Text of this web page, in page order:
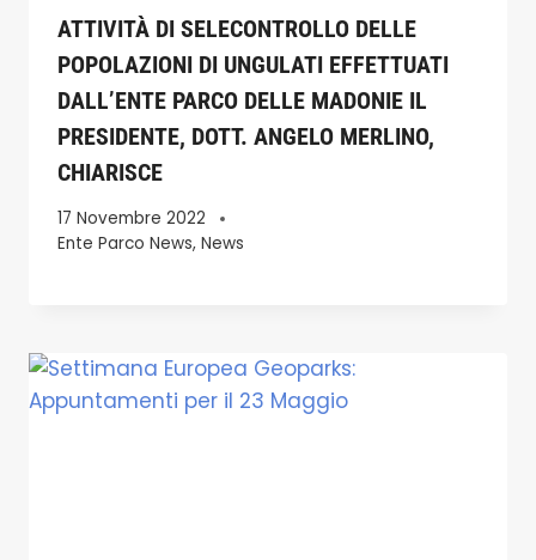
ATTIVITÀ DI SELECONTROLLO DELLE
POPOLAZIONI DI UNGULATI EFFETTUATI
DALL’ENTE PARCO DELLE MADONIE IL
PRESIDENTE, DOTT. ANGELO MERLINO,
CHIARISCE
17 Novembre 2022
Ente Parco News, News